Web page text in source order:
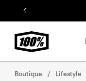
Aller au
contenu
Boutique Lifestyle